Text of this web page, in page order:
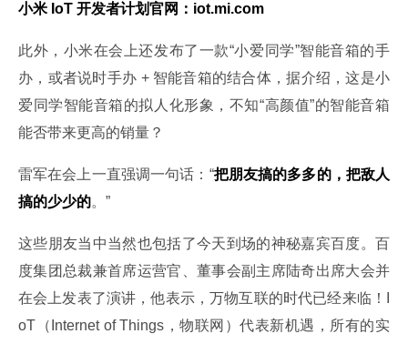
小米 IoT 开发者计划官网：iot.mi.com
此外，小米在会上还发布了一款“小爱同学”智能音箱的手
办，或者说时手办 + 智能音箱的结合体，据介绍，这是小
爱同学智能音箱的拟人化形象，不知“高颜值”的智能音箱
能否带来更高的销量？
雷军在会上一直强调一句话：“把朋友搞的多多的，把敌人
搞的少少的。”
这些朋友当中当然也包括了今天到场的神秘嘉宾百度。百
度集团总裁兼首席运营官、董事会副主席陆奇出席大会并
在会上发表了演讲，他表示，万物互联的时代已经来临！I
oT（Internet of Things，物联网）代表新机遇，所有的实